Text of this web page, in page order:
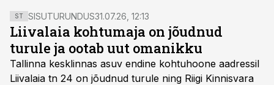
ST SISUTURUNDUS31.07.26, 12:13
Liivalaia kohtumaja on jõudnud
turule ja ootab uut omanikku
Tallinna kesklinnas asuv endine kohtuhoone aadressil
Liivalaia tn 24 on jõudnud turule ning Riigi Kinnisvara